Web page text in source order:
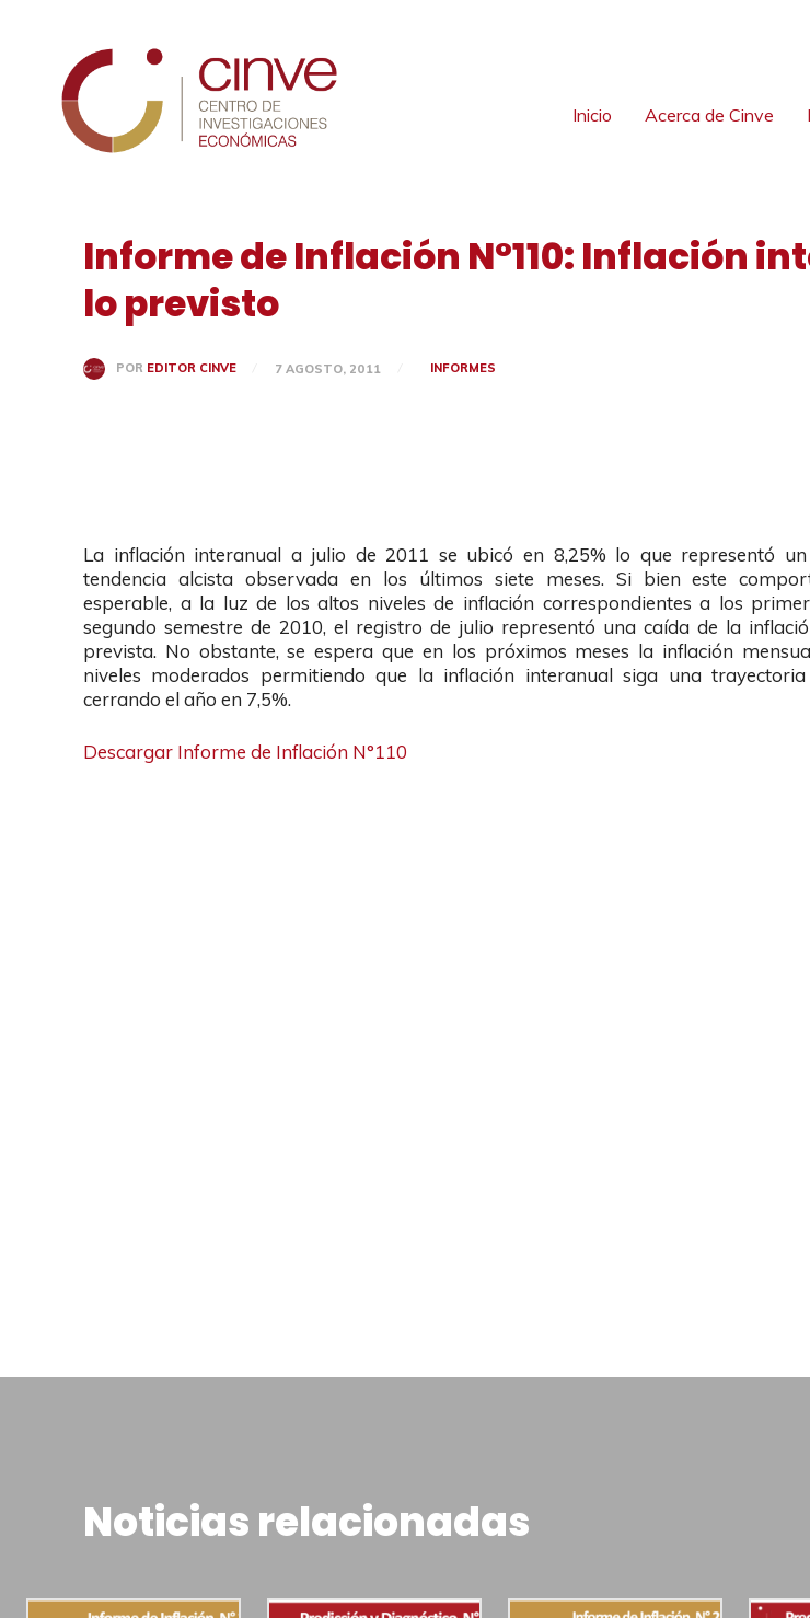
Inicio Acerca de Cinve
Informe de Inflación N°110: Inflación
lo previsto
POR EDITOR CINVE 7 AGOSTO, 2011 INFORMES
La inflación interanual a julio de 2011 se ubicó en 8,25% lo que representó
tendencia alcista observada en los últimos siete meses. Si bien este
esperable, a la luz de los altos niveles de inflación correspondientes a los
segundo semestre de 2010, el registro de julio representó una caída de la
prevista. No obstante, se espera que en los próximos meses la inflación
niveles moderados permitiendo que la inflación interanual siga una trayectoria
cerrando el año en 7,5%.
Descargar Informe de Inflación N°110
Noticias relacionadas